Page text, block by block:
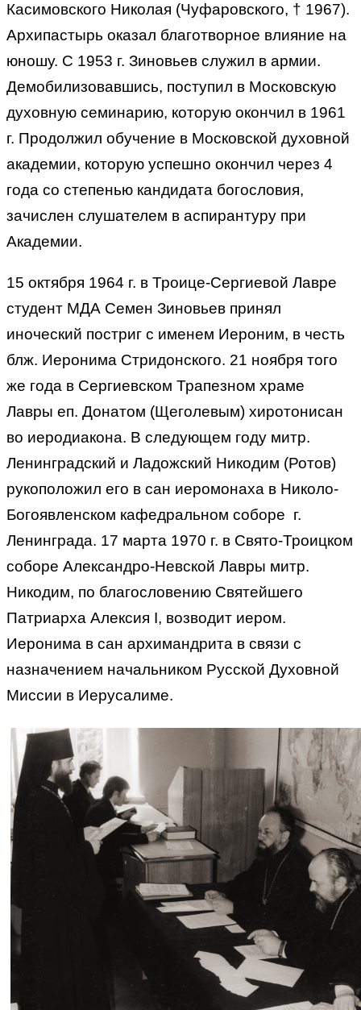
Касимовского Николая (Чуфаровского, † 1967).
Архипастырь оказал благотворное влияние на
юношу. С 1953 г. Зиновьев служил в армии.
Демобилизовавшись, поступил в Московскую
духовную семинарию, которую окончил в 1961
г. Продолжил обучение в Московской духовной
академии, которую успешно окончил через 4
года со степенью кандидата богословия,
зачислен слушателем в аспирантуру при
Академии.
15 октября 1964 г. в Троице-Сергиевой Лавре
студент МДА Семен Зиновьев принял
иноческий постриг с именем Иероним, в честь
блж. Иеронима Стридонского. 21 ноября того
же года в Сергиевском Трапезном храме
Лавры еп. Донатом (Щеголевым) хиротонисан
во иеродиакона. В следующем году митр.
Ленинградский и Ладожский Никодим (Ротов)
рукоположил его в сан иеромонаха в Николо-
Богоявленском кафедральном соборе г.
Ленинграда. 17 марта 1970 г. в Свято-Троицком
соборе Александро-Невской Лавры митр.
Никодим, по благословению Святейшего
Патриарха Алексия I, возводит иером.
Иеронима в сан архимандрита в связи с
назначением начальником Русской Духовной
Миссии в Иерусалиме.